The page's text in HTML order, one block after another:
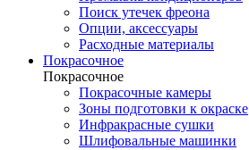
Поиск утечек фреона
Опции, аксессуары
Расходные материалы
Покрасочное
Покрасочное
Покрасочные камеры
Зоны подготовки к окраске
Инфракрасные сушки
Шлифовальные машинки